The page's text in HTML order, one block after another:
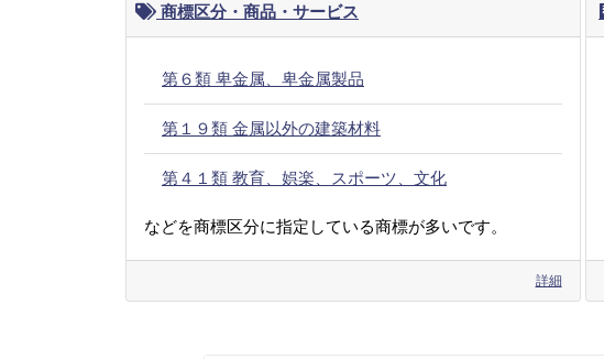
商標区分・商品・サービス
第６類 卑金属、卑金属製品
第１９類 金属以外の建築材料
第４１類 教育、娯楽、スポーツ、文化
などを商標区分に指定している商標が多いです。
詳細